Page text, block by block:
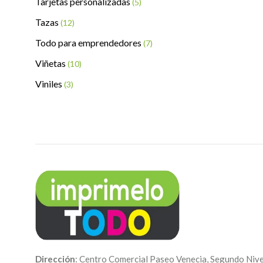
(5)
Tazas (12)
Todo para emprendedores (7)
Viñetas (10)
Viniles (3)
Dirección: Centro Comercial Paseo Venecia, Segundo